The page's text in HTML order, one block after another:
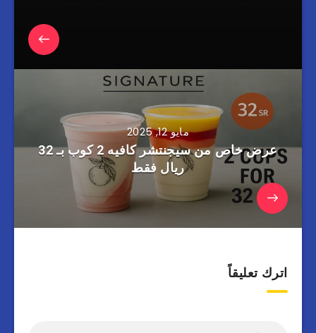
مايو 12, 2025
عرض خاص من سيجنتشر كافيه 2 كوب بـ 32
ريال فقط
اترك تعليقاً